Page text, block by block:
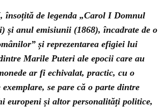
însoțită de legenda „Carol I Domnul
și anul emisiunii (1868), încadrate de o
și reprezentarea efigiei lui
Marile Puteri ale epocii care au
ar fi echivalat, practic, cu o
se pare că o parte dintre
europeni și altor personalități politice,